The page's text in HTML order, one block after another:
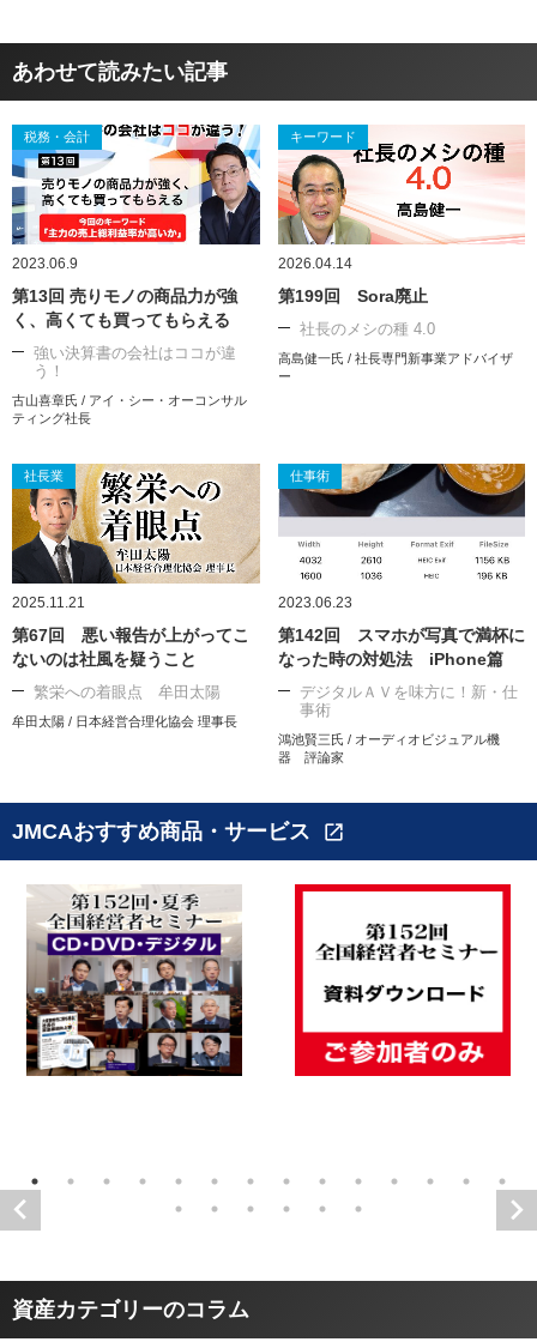
あわせて読みたい記事
税務・会計
2023.06.9
第13回 売りモノの商品力が強
く、高くても買ってもらえる
強い決算書の会社はココが違
う！
古山喜章氏 / アイ・シー・オーコンサル
ティング社長
キーワード
2026.04.14
第199回 Sora廃止
社長のメシの種 4.0
高島健一氏 / 社長専門新事業アドバイザ
ー
社長業
2025.11.21
第67回 悪い報告が上がってこ
ないのは社風を疑うこと
繁栄への着眼点 牟田太陽
牟田太陽 / 日本経営合理化協会 理事長
仕事術
2023.06.23
第142回 スマホが写真で満杯に
なった時の対処法 iPhone篇
デジタルＡＶを味方に！新・仕
事術
鴻池賢三氏 / オーディオビジュアル機
器 評論家
JMCAおすすめ商品・サービス open_in_new
資産カテゴリーのコラム